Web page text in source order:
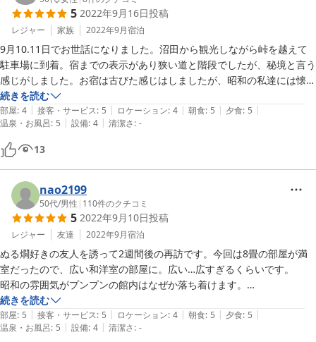
りそうです。
3人で12畳のお部屋を借りましたが、広々として余裕がありました。洗
面所やトイレ、浴室も個室内にあってプライベートが保てるのは嬉しい
です。
窓を開けると山々の緑が綺麗で、滝の音がよく聞こえました。でも不思
議と耳触りよく、夜もおかげでぐっすり眠れました。
スタッフの方々もとても感じよく、安心感がありました。
また来たいと思う宿でした。
女将さんはご高齢のようですが、ぜひお身体に気をつけて永く続けてい
ただきたいです。
5 2022年9月16日投稿
レジャー 家族 2022年9月宿泊
9月10.11日でお世話になりました。沼田から観光しながら峠を越えて
駐車場に到着。宿までの表示があり狭い道と階段でしたが、秘境と言う
感じがしました。お宿は古びた感じはしましたが、昭和の私達には懐か
しい感じがしました。露天風呂は滝の音が迫力あり気持ちよく入れまし
た。食事がとても凄く見た目も味も最高でした。宿の方々もとても話し
やすくまた泊まりにきたいと思いました。
続きを読む
部屋: 4 | 接客・サービス: 5 | ロケーション: 4 | 朝食: 5 | 夕食: 5 |
温泉・お風呂: 5 | 設備: 4 | 清潔さ: -
13
nao2199
50代/男性 | 110件のクチコミ
5 2022年9月10日投稿
レジャー 友達 2022年9月宿泊
ぬる燗好きの友人を誘って2週間後の再訪です。今回は8畳の部屋が満
室だったので、広い和洋室の部屋に。広い…広すぎるくらいです。
昭和の雰囲気がプンプンの館内はなぜか落ち着けます。
料理は相変わらず大満足。紹介した友人もよろこんでました!
続きを読む
部屋: 5 | 接客・サービス: 5 | ロケーション: 4 | 朝食: 5 | 夕食: 5 |
温泉・お風呂: 5 | 設備: 4 | 清潔さ: -